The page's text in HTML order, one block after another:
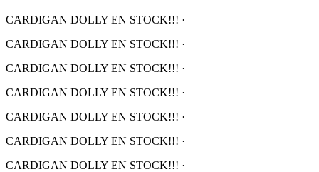
CARDIGAN DOLLY EN STOCK!!! ·
CARDIGAN DOLLY EN STOCK!!! ·
CARDIGAN DOLLY EN STOCK!!! ·
CARDIGAN DOLLY EN STOCK!!! ·
CARDIGAN DOLLY EN STOCK!!! ·
CARDIGAN DOLLY EN STOCK!!! ·
CARDIGAN DOLLY EN STOCK!!! ·